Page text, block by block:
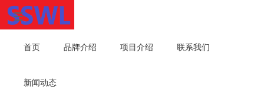
首页 品牌介绍 项目介绍 联系我们
新闻动态